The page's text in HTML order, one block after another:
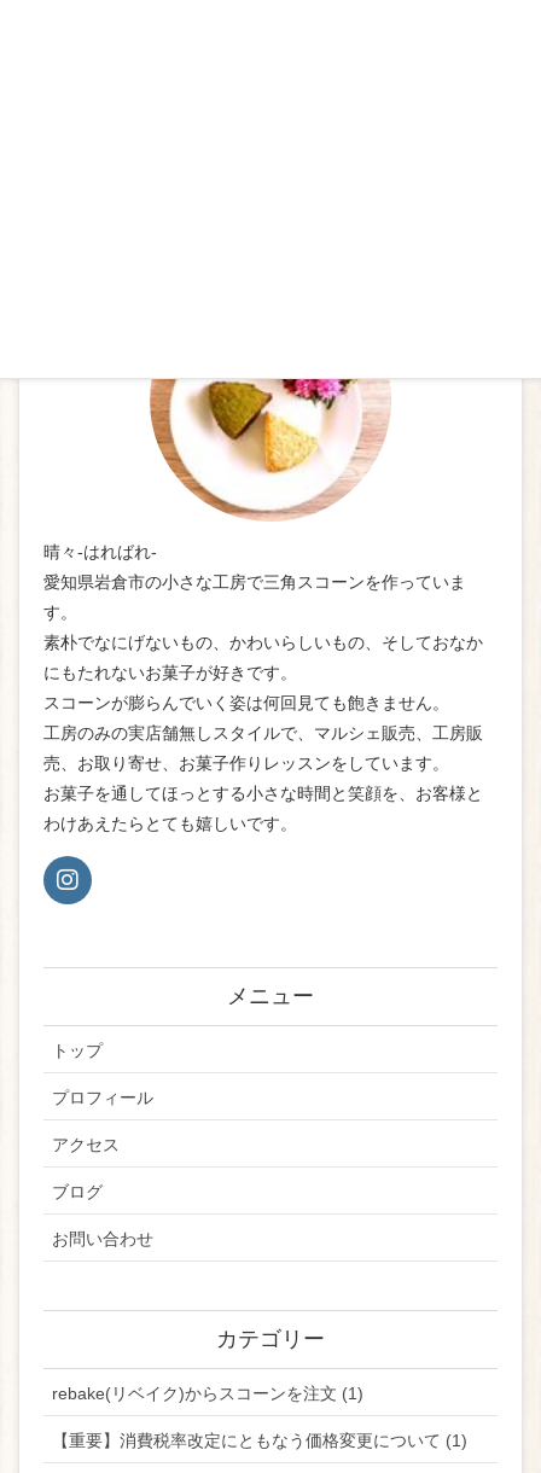
晴々-はればれ-
愛知県岩倉市の小さな工房で三角スコーンを作っていま
す。
素朴でなにげないもの、かわいらしいもの、そしておなか
にもたれないお菓子が好きです。
スコーンが膨らんでいく姿は何回見ても飽きません。
工房のみの実店舗無しスタイルで、マルシェ販売、工房販
売、お取り寄せ、お菓子作りレッスンをしています。
お菓子を通してほっとする小さな時間と笑顔を、お客様と
わけあえたらとても嬉しいです。
メニュー
トップ
プロフィール
アクセス
ブログ
お問い合わせ
カテゴリー
rebake(リベイク)からスコーンを注文 (1)
【重要】消費税率改定にともなう価格変更について (1)